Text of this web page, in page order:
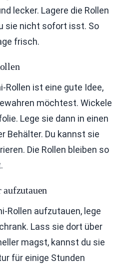
lecker. Lagere die Rollen
sie nicht sofort isst. So
frisch.
Rollen ist eine gute Idee,
möchtest. Wickele
Lege sie dann in einen
Behälter. Du kannst sie
Die Rollen bleiben so
Rollen aufzutauen, lege
Lass sie dort über
magst, kannst du sie
für einige Stunden